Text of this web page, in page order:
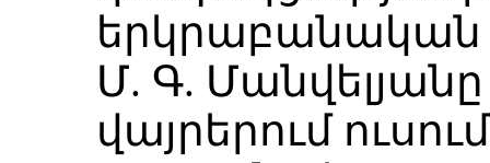
Մ. Գ.
վայրերում